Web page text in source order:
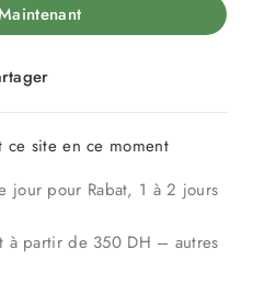
ce site en ce moment
jour pour Rabat, 1 à 2 jours
à partir de 350 DH – autres